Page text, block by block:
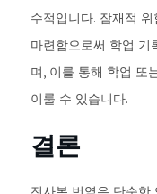
수적입니다. 잠재적
마련함으로써 학업 기
며, 이를 통해 학업 또
이룰 수 있습니다.
결론